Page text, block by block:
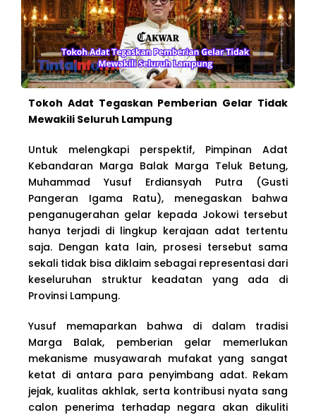
Tokoh Adat Tegaskan Pemberian Gelar Tidak
Mewakili Seluruh Lampung
Untuk melengkapi perspektif, Pimpinan Adat
Kebandaran Marga Balak Marga Teluk Betung,
Muhammad Yusuf Erdiansyah Putra (Gusti
Pangeran Igama Ratu), menegaskan bahwa
penganugerahan gelar kepada Jokowi tersebut
hanya terjadi di lingkup kerajaan adat tertentu
saja. Dengan kata lain, prosesi tersebut sama
sekali tidak bisa diklaim sebagai representasi dari
keseluruhan struktur keadatan yang ada di
Provinsi Lampung.
Yusuf memaparkan bahwa di dalam tradisi
Marga Balak, pemberian gelar memerlukan
mekanisme musyawarah mufakat yang sangat
ketat di antara para penyimbang adat. Rekam
jejak, kualitas akhlak, serta kontribusi nyata sang
calon penerima terhadap negara akan dikuliti